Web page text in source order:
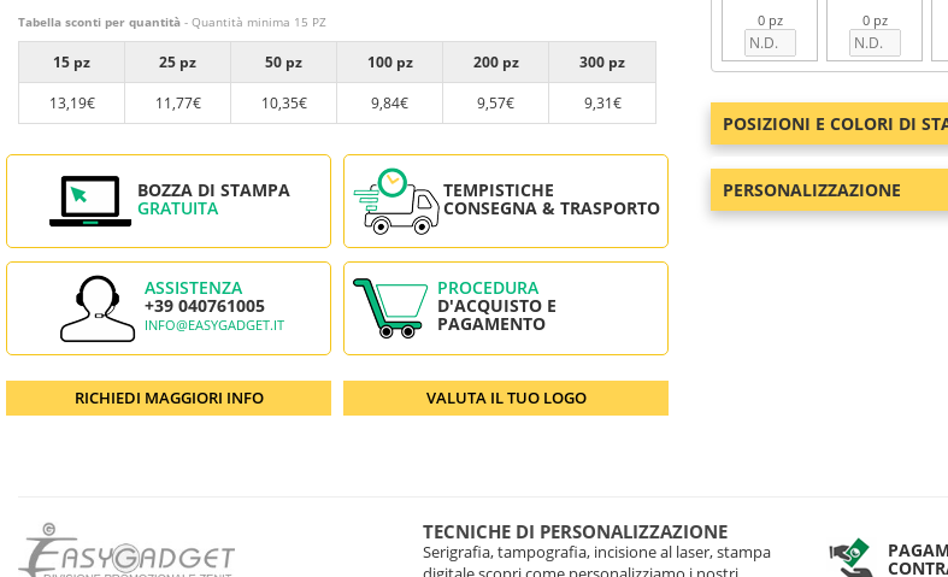
Tabella sconti per quantità - Quantità minima 15 PZ
15 pz 25 pz 50 pz 100 pz 200 pz
300 pz
13,19€
11,77€ 10,35€ 9,84€ 9,57€ 9,31€
BOZZA DI STAMPA
GRATUITA
TEMPISTICHE
CONSEGNA & TRASPORTO
ASSISTENZA
+39 040761005
INFO@EASYGADGET.IT
PROCEDURA
D'ACQUISTO E
PAGAMENTO
RICHIEDI MAGGIORI INFO VALUTA IL TUO LOGO
0 pz 0 pz
POSIZIONI E COLORI DI
PERSONALIZZAZIONE
TECNICHE DI PERSONALIZZAZIONE
Serigrafia, tampografia, incisione al laser, stampa